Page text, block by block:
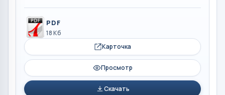
PDF
18 Кб
Карточка
Просмотр
Скачать